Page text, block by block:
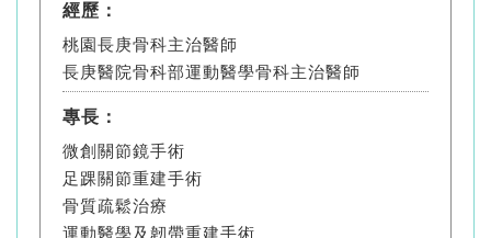
經歷：
桃園長庚骨科主治醫師
長庚醫院骨科部運動醫學骨科主治醫師
專長：
微創關節鏡手術
足踝關節重建手術
骨質疏鬆治療
運動醫學及韌帶重建手術